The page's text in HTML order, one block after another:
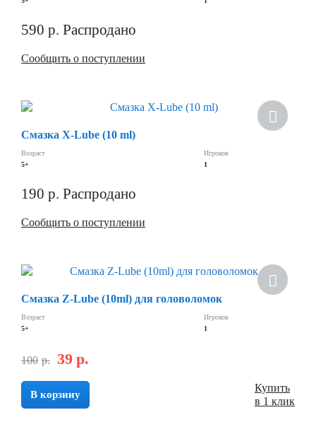
590 р. Распродано
Сообщить о поступлении
Смазка X-Lube (10 ml)
Возраст
5+
Игроков
1
190 р. Распродано
Сообщить о поступлении
Смазка Z-Lube (10ml) для головоломок
Возраст
5+
Игроков
1
100 р. 39 р.
В корзину
Купить
в 1 клик